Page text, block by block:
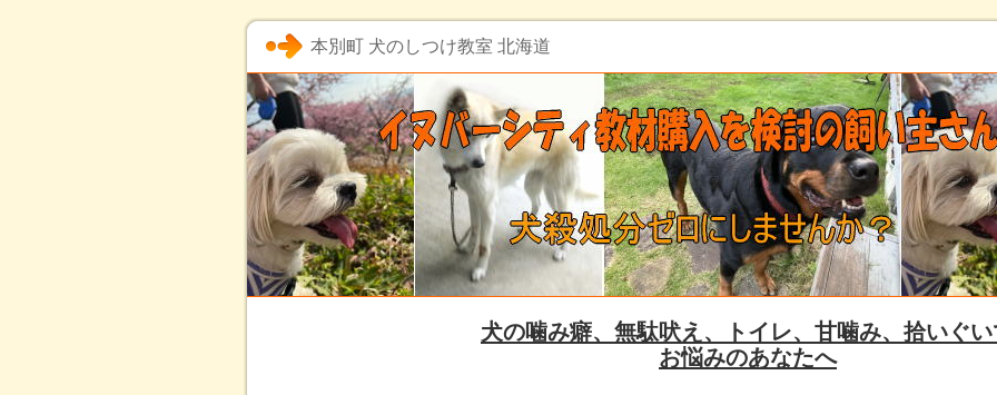
本別町 犬のしつけ教室 北海道
犬の噛み癖、無駄吠え、トイレ、甘噛み、拾いぐい
お悩みのあなたへ